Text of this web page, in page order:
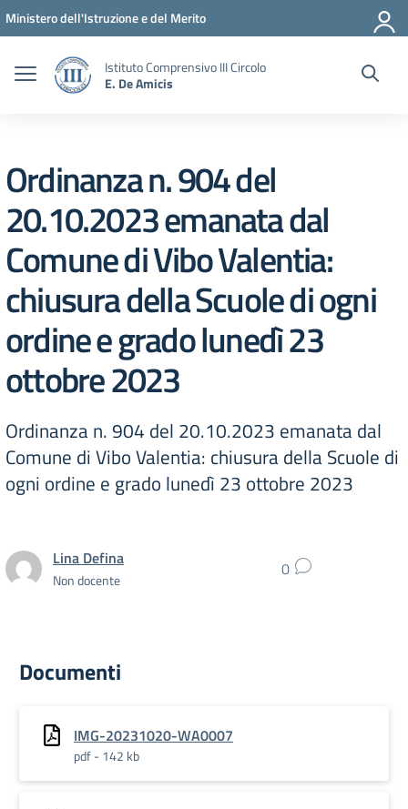
Vai ai contenuti
Vai al menu di navigazione
Vai al footer
Ministero dell'Istruzione e del Merito
Istituto Comprensivo III Circolo
E. De Amicis
Ordinanza n. 904 del
20.10.2023 emanata dal
Comune di Vibo Valentia:
chiusura della Scuole di ogni
ordine e grado lunedì 23
ottobre 2023
Ordinanza n. 904 del 20.10.2023 emanata dal
Comune di Vibo Valentia: chiusura della Scuole di
ogni ordine e grado lunedì 23 ottobre 2023
Lina Defina
Non docente 0
Documenti
IMG-20231020-WA0007
pdf - 142 kb